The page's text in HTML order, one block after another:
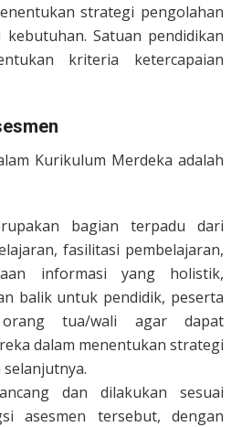
strategi pengolahan
kebutuhan. Satuan pendidikan
kriteria ketercapaian
Kurikulum Merdeka adalah
bagian terpadu dari
fasilitasi pembelajaran,
informasi yang holistik,
balik untuk pendidik, peserta
tua/wali agar dapat
dalam menentukan strategi
dan dilakukan sesuai
asesmen tersebut, dengan